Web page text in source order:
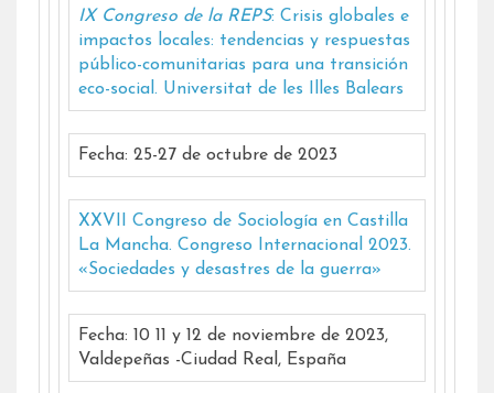
IX Congreso de la REPS: Crisis globales e
impactos locales: tendencias y respuestas
público-comunitarias para una transición
eco-social. Universitat de les Illes Balears
Fecha: 25-27 de octubre de 2023
XXVII Congreso de Sociología en Castilla
La Mancha. Congreso Internacional 2023.
«Sociedades y desastres de la guerra»
Fecha: 10 11 y 12 de noviembre de 2023,
Valdepeñas -Ciudad Real, España